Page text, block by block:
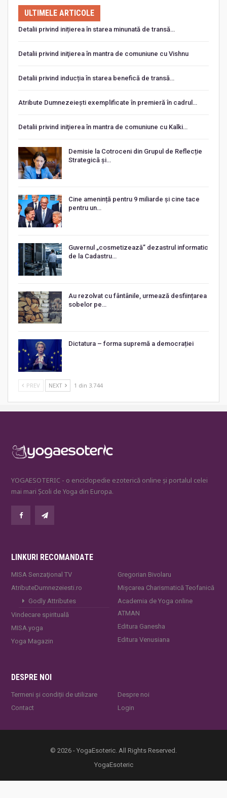
ULTIMELE ARTICOLE
Detalii privind inițierea în starea minunată de transă…
Detalii privind iniţierea în mantra de comuniune cu Vishnu
Detalii privind inducția în starea benefică de transă…
Atribute Dumnezeiești exemplificate în premieră în cadrul…
Detalii privind iniţierea în mantra de comuniune cu Kalki…
Demisie la Cotroceni din Grupul de Reflecție
Strategică și…
Cine amenință pentru 9 miliarde și cine tace
pentru un…
Guvernul „cosmetizează” dezastrul informatic
de la Cadastru…
Au rezolvat cu fântânile, urmează desființarea
sobelor pe…
Dictatura – forma supremă a democrației
PREV NEXT 1 din 3.744
YOGAESOTERIC - o enciclopedie ezoterică online și portalul celei
mai mari Școli de Yoga din Europa.
LINKURI RECOMANDATE
MISA Senzaţional TV
AtributeDumnezeiesti.ro
Godly Attributes
Vindecare spirituală
MISA.yoga
Yoga Magazin
Gregorian Bivolaru
Mișcarea Charismatică Teofanică
Academia de Yoga online
ATMAN
Editura Ganesha
Editura Venusiana
DESPRE NOI
Termeni și condiții de utilizare
Contact
Despre noi
Login
© 2026 - YogaEsoteric. All Rights Reserved.
YogaEsoteric